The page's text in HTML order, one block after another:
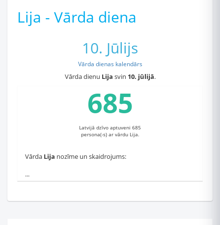
Lija - Vārda diena
10. Jūlijs
Vārda dienas kalendārs
Vārda dienu Lija svin 10. jūlijā.
685
Latvijā dzīvo aptuveni 685
persona(-s) ar vārdu Lija.
Vārda Lija nozīme un skaidrojums:
...